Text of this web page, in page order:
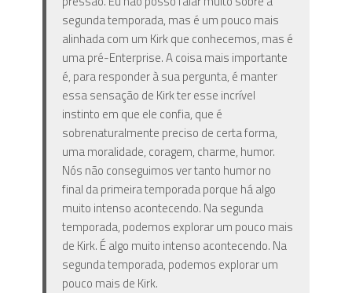
segunda temporada, mas é um pouco mais
alinhada com um Kirk que conhecemos, mas é
uma pré-Enterprise. A coisa mais importante
é, para responder à sua pergunta, é manter
essa sensação de Kirk ter esse incrível
instinto em que ele confia, que é
sobrenaturalmente preciso de certa forma,
uma moralidade, coragem, charme, humor.
Nós não conseguimos ver tanto humor no
final da primeira temporada porque há algo
muito intenso acontecendo. Na segunda
temporada, podemos explorar um pouco mais
de Kirk. É algo muito intenso acontecendo. Na
segunda temporada, podemos explorar um
pouco mais de Kirk.